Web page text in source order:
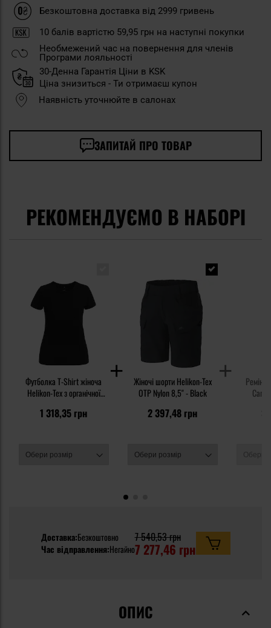
Безкоштовна доставка від 2999 гривень
10 балів вартістю 59,95 грн на наступні покупки
Необмежений час на повернення для членів
Програми лояльності
30-Денна Гарантія Ціни в KSK
Ціна знизиться - Ти отримаєш купон
Наявність уточнюйте в салонах
ЗАПИТАЙ ПРО ТОВАР
РЕКОМЕНДУЄМО В НАБОРІ
Футболка T-Shirt жіноча
Helikon-Tex з органічної
1 318,35 грн
Жіночі шорти Helikon-Tex
OTP Nylon 8,5" - Black
2 397,48 грн
Ремінь
Доставка:Безкоштовно
Час відправлення:Негайно
7 540,53 грн
7 277,46 грн
ОПИС